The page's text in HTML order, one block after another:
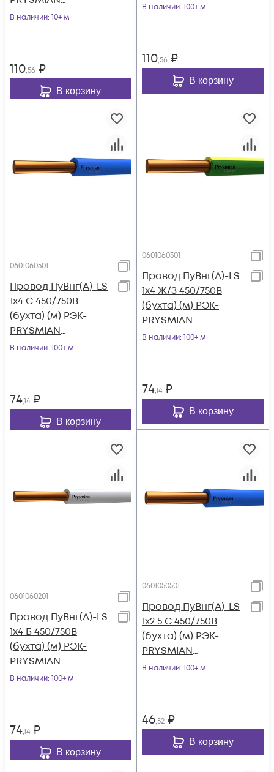
0601070501
В наличии: 10+ м
110,56 ₽
В корзину
0601070201
В наличии: 100+ м
110,56 ₽
В корзину
0601060501
Провод ПуВнг(А)-LS
1х4 С 450/750В
(бухта) (м) РЭК-
PRYSMIAN
0601060501
В наличии: 100+ м
74,14 ₽
В корзину
0601060301
Провод ПуВнг(А)-LS
1х4 Ж/З 450/750В
(бухта) (м) РЭК-
PRYSMIAN
0601060301
В наличии: 100+ м
74,14 ₽
В корзину
0601060201
Провод ПуВнг(А)-LS
1х4 Б 450/750В
(бухта) (м) РЭК-
PRYSMIAN
0601060201
В наличии: 100+ м
74,14 ₽
В корзину
0601050501
Провод ПуВнг(А)-LS
1х2.5 С 450/750В
(бухта) (м) РЭК-
PRYSMIAN
0601050501
В наличии: 100+ м
46,52 ₽
В корзину